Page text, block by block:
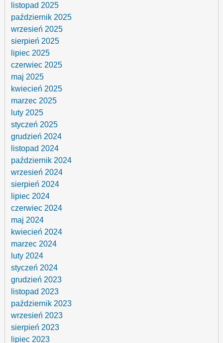
listopad 2025
październik 2025
wrzesień 2025
sierpień 2025
lipiec 2025
czerwiec 2025
maj 2025
kwiecień 2025
marzec 2025
luty 2025
styczeń 2025
grudzień 2024
listopad 2024
październik 2024
wrzesień 2024
sierpień 2024
lipiec 2024
czerwiec 2024
maj 2024
kwiecień 2024
marzec 2024
luty 2024
styczeń 2024
grudzień 2023
listopad 2023
październik 2023
wrzesień 2023
sierpień 2023
lipiec 2023